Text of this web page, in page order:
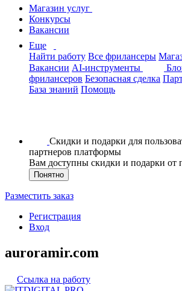
Магазин услуг
Конкурсы
Вакансии
Еще
Найти работу Все фрилансеры
Вакансии AI-инструменты
фрилансеров Безопасная сделка
База знаний Помощь
Скидки и подарки для
партнеров платформы
Вам доступны скидки и подарки от
Понятно
Разместить заказ
Регистрация
Вход
auroramir.com
Ссылка на работу